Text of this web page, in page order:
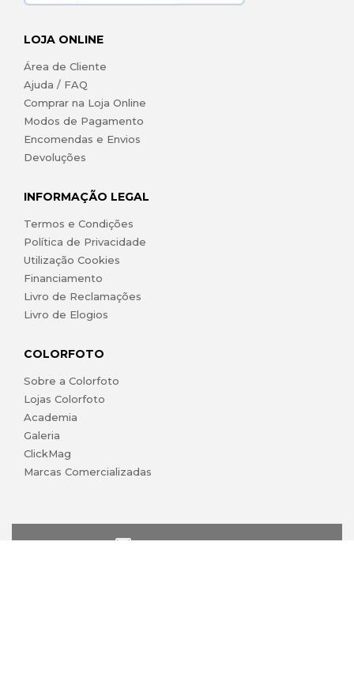
LOJA ONLINE
Área de Cliente
Ajuda / FAQ
Comprar na Loja Online
Modos de Pagamento
Encomendas e Envios
Devoluções
INFORMAÇÃO LEGAL
Termos e Condições
Política de Privacidade
Utilização Cookies
Financiamento
Livro de Reclamações
Livro de Elogios
COLORFOTO
Sobre a Colorfoto
Lojas Colorfoto
Academia
Galeria
ClickMag
Marcas Comercializadas
lojaonline@colorfoto.pt